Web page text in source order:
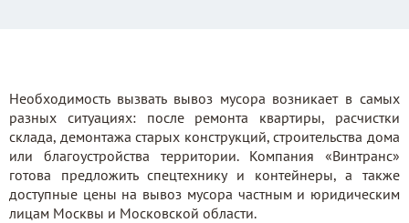
Необходимость вызвать вывоз мусора возникает в самых
разных ситуациях: после ремонта квартиры, расчистки
склада, демонтажа старых конструкций, строительства дома
или благоустройства территории. Компания «Винтранс»
готова предложить спецтехнику и контейнеры, а также
доступные цены на вывоз мусора частным и юридическим
лицам Москвы и Московской области.